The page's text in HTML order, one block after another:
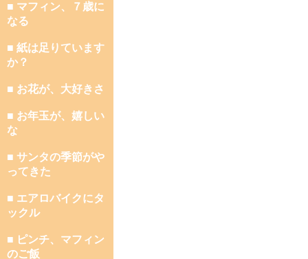
■ マフィン、７歳に
なる
■ 紙は足りています
か？
■ お花が、大好きさ
■ お年玉が、嬉しい
な
■ サンタの季節がや
ってきた
■ エアロバイクにタ
ックル
■ ピンチ、マフィン
のご飯